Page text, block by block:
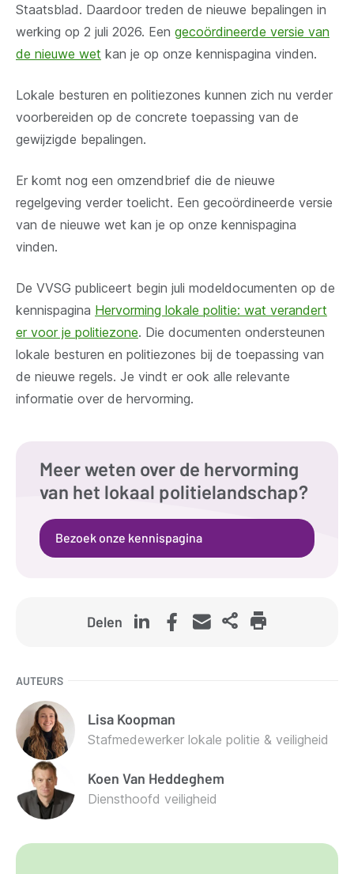
Staatsblad. Daardoor treden de nieuwe bepalingen in
werking op 2 juli 2026. Een gecoördineerde versie van
de nieuwe wet kan je op onze kennispagina vinden.
Lokale besturen en politiezones kunnen zich nu verder
voorbereiden op de concrete toepassing van de
gewijzigde bepalingen.
Er komt nog een omzendbrief die de nieuwe
regelgeving verder toelicht. Een gecoördineerde versie
van de nieuwe wet kan je op onze kennispagina
vinden.
De VVSG publiceert begin juli modeldocumenten op de
kennispagina Hervorming lokale politie: wat verandert
er voor je politiezone. Die documenten ondersteunen
lokale besturen en politiezones bij de toepassing van
de nieuwe regels. Je vindt er ook alle relevante
informatie over de hervorming.
Meer weten over de hervorming
van het lokaal politielandschap?
Bezoek onze kennispagina
Delen
AUTEURS
Lisa Koopman
Stafmedewerker lokale politie & veiligheid
Koen Van Heddeghem
Diensthoofd veiligheid